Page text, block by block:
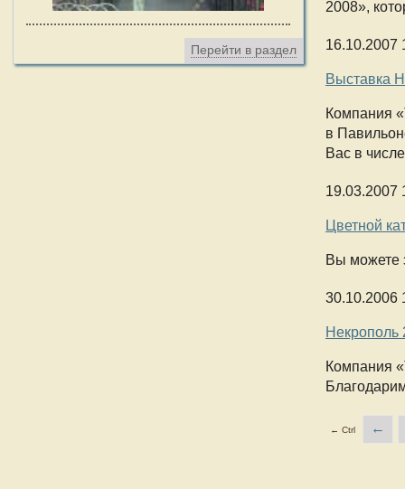
Перейти в раздел
2008»,
16.10.2007
Выставка
Компания «
в
Вас в
19.03.2007
Цветной
Вы можете
30.10.2006
Некрополь
Компания «
← Ctrl ←